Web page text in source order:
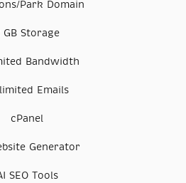
Park Domain
GB Storage
Bandwidth
Emails
cPanel
Generator
SEO Tools